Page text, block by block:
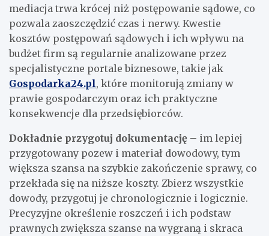
mediacja trwa krócej niż postępowanie sądowe, co
pozwala zaoszczędzić czas i nerwy. Kwestie
kosztów postępowań sądowych i ich wpływu na
budżet firm są regularnie analizowane przez
specjalistyczne portale biznesowe, takie jak
Gospodarka24.pl, które monitorują zmiany w
prawie gospodarczym oraz ich praktyczne
konsekwencje dla przedsiębiorców.
Dokładnie przygotuj dokumentację – im lepiej
przygotowany pozew i materiał dowodowy, tym
większa szansa na szybkie zakończenie sprawy, co
przekłada się na niższe koszty. Zbierz wszystkie
dowody, przygotuj je chronologicznie i logicznie.
Precyzyjne określenie roszczeń i ich podstaw
prawnych zwiększa szanse na wygraną i skraca